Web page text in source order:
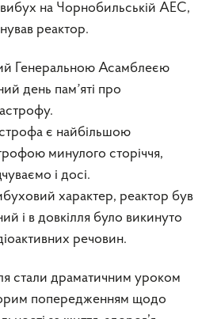
вибух на Чорнобильській АЕС,
реактор.
Генеральною Асамблеєю
день памʼяті про
є найбільшою
минулого сторіччя,
і досі.
характер, реактор був
і в довкілля було викинуто
речовин.
стали драматичним уроком
попередженням щодо